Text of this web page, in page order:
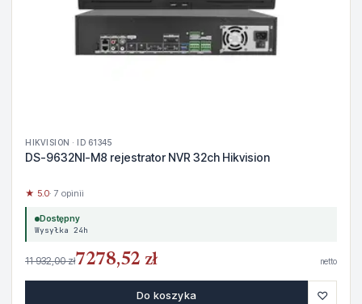
HIKVISION · ID 61345
DS-9632NI-M8 rejestrator NVR 32ch Hikvision
★ 5.0· 7 opinii
Dostępny
Wysyłka 24h
11 932,00 zł7278,52 zł netto
Do koszyka ♡